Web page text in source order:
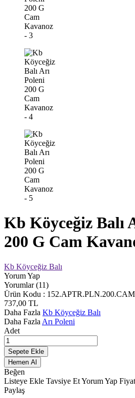
Kb Köyceğiz Balı
200 G Cam
Kb Köyceğiz Balı
Yorum Yap
Yorumlar (11)
Ürün Kodu : 152.APTR.PLN.200.CAM
737,00 TL
Daha Fazla Kb Köyceğiz Balı
Daha Fazla Arı Poleni
Adet
Sepete Ekle
Hemen Al
Beğen
Listeye Ekle Tavsiye EtYorum Yap
Paylaş